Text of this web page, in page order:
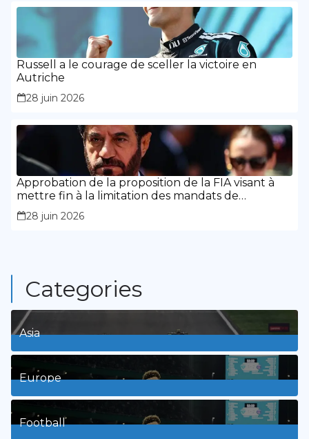
Russell a le courage de sceller la victoire en
Autriche
28 juin 2026
Approbation de la proposition de la FIA visant à
mettre fin à la limitation des mandats de
présidence
28 juin 2026
Categories
Asia
1Posts
Europe
3Posts
Football